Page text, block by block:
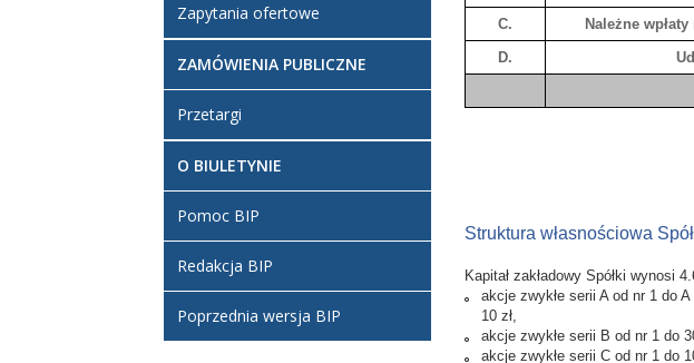
C.
Należne
D.
Struktura własnościowa
Kapitał zakładowy Spółki wynosi
akcje zwykłe serii A od nr 1 do
10 zł,
akcje zwykłe serii B od nr 1 do
akcje zwykłe serii C od nr 1 do
Zapytania ofertowe
ZAMÓWIENIA PUBLICZNE
Przetargi
O BIULETYNIE
Pomoc BIP
Redakcja BIP
Poprzednia wersja BIP